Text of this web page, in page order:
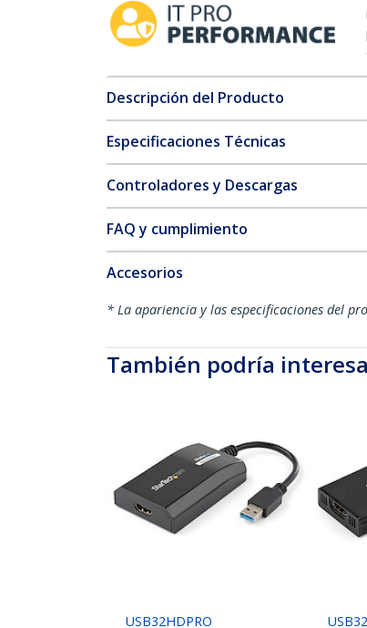
Descripción del Producto
Especificaciones Técnicas
Controladores y Descargas
FAQ y cumplimiento
Accesorios
* La apariencia y las especificaciones del
También podría
USB32HDPRO